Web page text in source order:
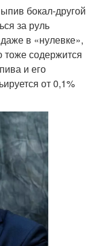
бокал-другой
за руль
в «нулевке»,
тоже содержится
и его
от 0,1%